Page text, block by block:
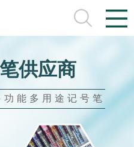
供应商
能多用途记号笔